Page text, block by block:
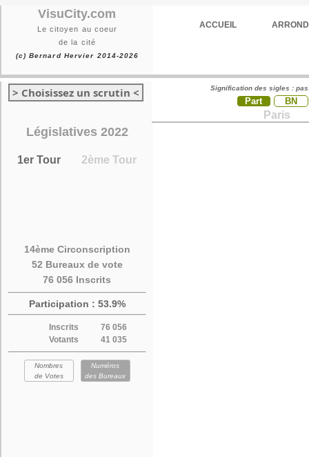
VisuCity.com
Le citoyen au coeur
de la cité
(c) Bernard Hervier 2014-2026
ACCUEIL
> Choisissez un scrutin <
Législatives 2022
1er Tour 2ème Tour
14ème Circonscription
52 Bureaux de vote
76 056 Inscrits
Participation : 53.9%
Inscrits
76 056
Votants
41 035
Nombres
de Votes
Numéros
des Bureaux
Signification des sigles :
Part BN
Paris